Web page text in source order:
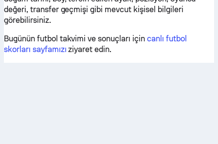
değeri, transfer geçmişi gibi mevcut kişisel bilgileri
görebilirsiniz.
Bugünün futbol takvimi ve sonuçları için canlı futbol
skorları sayfamızı ziyaret edin.